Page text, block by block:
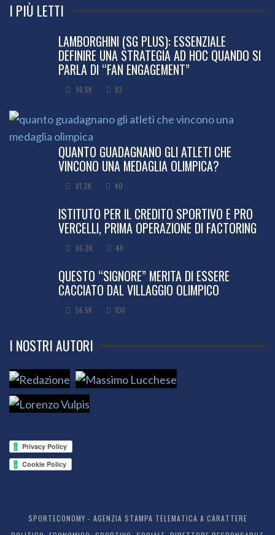
I PIÙ LETTI
LAMBORGHINI (SG PLUS): ESSENZIALE
DEFINIRE UNA STRATEGIA AD HOC QUANDO SI
PARLA DI “FAN ENGAGEMENT”
98.5K 83
QUANTO GUADAGNANO GLI ATLETI CHE
VINCONO UNA MEDAGLIA OLIMPICA?
81.2K 40
ISTITUTO PER IL CREDITO SPORTIVO E PRO
VERCELLI, PRIMA OPERAZIONE DI FACTORING
66.2K 48
QUESTO “SIGNORE” MERITA DI ESSERE
CACCIATO DAL VILLAGGIO OLIMPICO
56.5K 106
I NOSTRI AUTORI
SPORTECONOMY - AGENZIA STAMPA TELEMATICA A CARATTERE